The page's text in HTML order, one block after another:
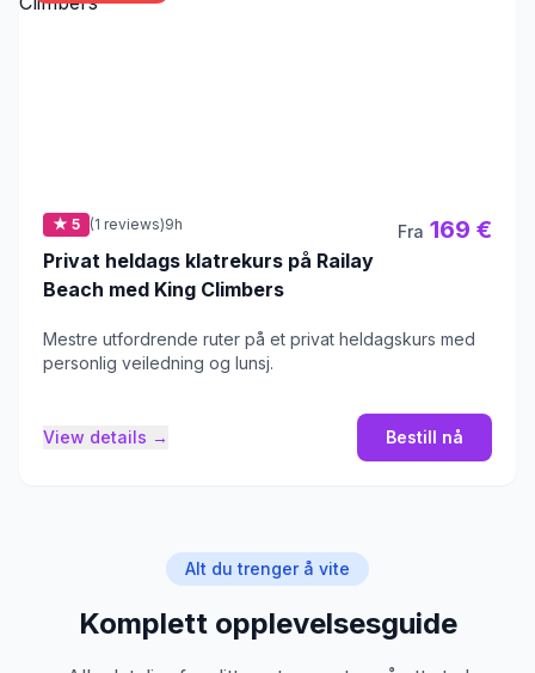
★ 5 (1 reviews)9h
Privat heldags klatrekurs på Railay
Beach med King Climbers
Fra 169 €
Mestre utfordrende ruter på et privat heldagskurs med
personlig veiledning og lunsj.
View details → Bestill nå
Alt du trenger å vite
Komplett opplevelsesguide